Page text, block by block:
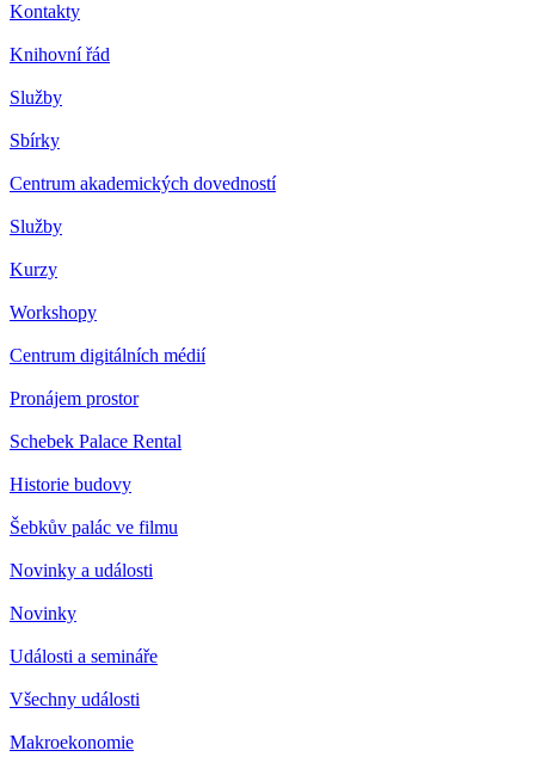
Kontakty
Knihovní řád
Služby
Sbírky
Centrum akademických dovedností
Služby
Kurzy
Workshopy
Centrum digitálních médií
Pronájem prostor
Schebek Palace Rental
Historie budovy
Šebkův palác ve filmu
Novinky a události
Novinky
Události a semináře
Všechny události
Makroekonomie